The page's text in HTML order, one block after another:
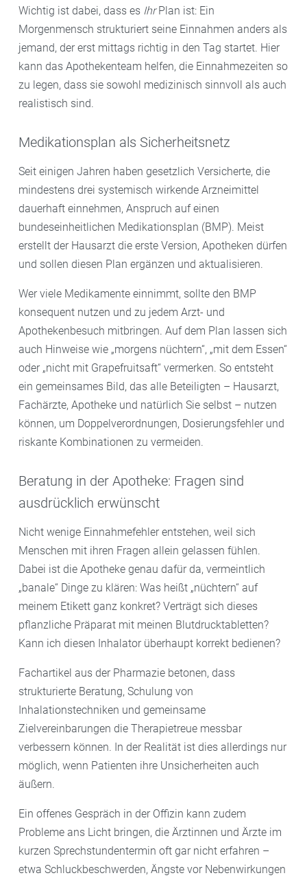
Wichtig ist dabei, dass es IhrPlan ist: Ein
Morgenmensch strukturiert seine Einnahmen anders als
jemand, der erst mittags richtig in den Tag startet. Hier
kann das Apothekenteam helfen, die Einnahmezeiten so
zu legen, dass sie sowohl medizinisch sinnvoll als auch
realistisch sind.
Medikationsplan als Sicherheitsnetz
Seit einigen Jahren haben gesetzlich Versicherte, die
mindestens drei systemisch wirkende Arzneimittel
dauerhaft einnehmen, Anspruch auf einen
bundeseinheitlichen Medikationsplan (BMP). Meist
erstellt der Hausarzt die erste Version, Apotheken dürfen
und sollen diesen Plan ergänzen und aktualisieren.
Wer viele Medikamente einnimmt, sollte den BMP
konsequent nutzen und zu jedem Arzt- und
Apothekenbesuch mitbringen. Auf dem Plan lassen sich
auch Hinweise wie „morgens nüchtern“, „mit dem Essen“
oder „nicht mit Grapefruitsaft“ vermerken. So entsteht
ein gemeinsames Bild, das alle Beteiligten – Hausarzt,
Fachärzte, Apotheke und natürlich Sie selbst – nutzen
können, um Doppelverordnungen, Dosierungsfehler und
riskante Kombinationen zu vermeiden.
Beratung in der Apotheke: Fragen sind
ausdrücklich erwünscht
Nicht wenige Einnahmefehler entstehen, weil sich
Menschen mit ihren Fragen allein gelassen fühlen.
Dabei ist die Apotheke genau dafür da, vermeintlich
„banale“ Dinge zu klären: Was heißt „nüchtern“ auf
meinem Etikett ganz konkret? Verträgt sich dieses
pflanzliche Präparat mit meinen Blutdrucktabletten?
Kann ich diesen Inhalator überhaupt korrekt bedienen?
Fachartikel aus der Pharmazie betonen, dass
strukturierte Beratung, Schulung von
Inhalationstechniken und gemeinsame
Zielvereinbarungen die Therapietreue messbar
verbessern können. In der Realität ist dies allerdings nur
möglich, wenn Patienten ihre Unsicherheiten auch
äußern.
Ein offenes Gespräch in der Offizin kann zudem
Probleme ans Licht bringen, die Ärztinnen und Ärzte im
kurzen Sprechstundentermin oft gar nicht erfahren –
etwa Schluckbeschwerden, Ängste vor Nebenwirkungen